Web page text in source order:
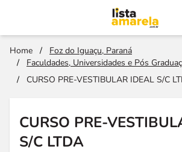
Home /
Foz do Iguaçu, Paraná
/
Faculdades, Universidades e Pós
/
CURSO PRE-VESTIBULAR IDEAL S/C
CURSO PRE-
S/C LTDA